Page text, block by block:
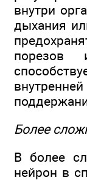
внутри
дыхания
Более
В более
нейрон в